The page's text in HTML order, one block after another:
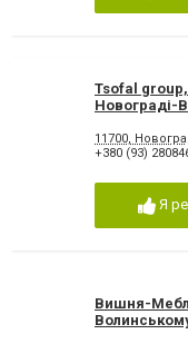
Tsofal
Новограді-
11700,
+380 (93)
Я
Вишня-